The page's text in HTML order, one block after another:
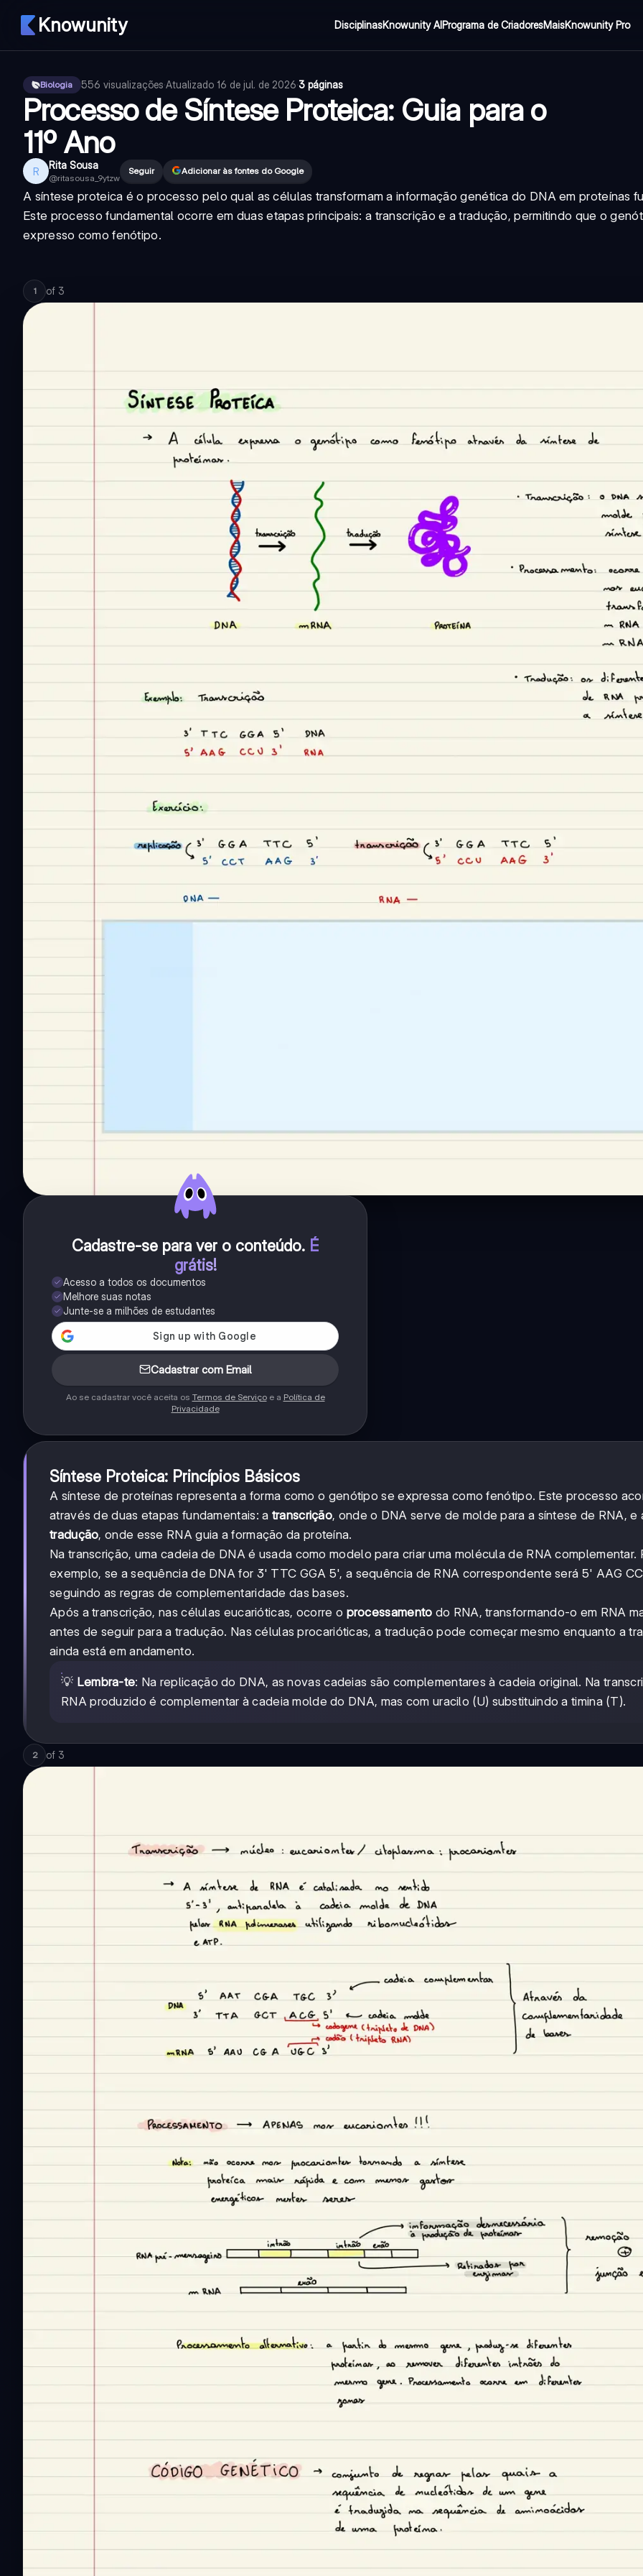
Knowunity DisciplinasKnowunity AIPrograma de CriadoresMaisKnowunity Pro
Biologia 556 visualizações·Atualizado 16 de jul. de 2026·3 páginas
Processo de Síntese Proteica: Guia para o
11º Ano
R Rita Sousa
@ritasousa_9ytzw
Seguir Adicionar às fontes do Google
A síntese proteica é o processo pelo qual as células transformam a informação genética do DNA em proteínas
Este processo fundamental ocorre em duas etapas principais: a transcrição e a tradução, permitindo que o
expresso como fenótipo.
1 of 3
Cadastre-se para ver o conteúdo. É
grátis!
Acesso a todos os documentos
Melhore suas notas
Junte-se a milhões de estudantes
Cadastrar com Email
Ao se cadastrar você aceita os Termos de Serviçoe a Política de
Privacidade
Síntese Proteica: Princípios Básicos
A síntese de proteínas representa a forma como o genótipo se expressa como fenótipo. Este processo
através de duas etapas fundamentais: a transcrição, onde o DNA serve de molde para a síntese de RNA, e
tradução, onde esse RNA guia a formação da proteína.
Na transcrição, uma cadeia de DNA é usada como modelo para criar uma molécula de RNA complementar.
exemplo, se a sequência de DNA for 3' TTC GGA 5', a sequência de RNA correspondente será 5' AAG
seguindo as regras de complementaridade das bases.
Após a transcrição, nas células eucarióticas, ocorre o processamento do RNA, transformando-o em RNA
antes de seguir para a tradução. Nas células procarióticas, a tradução pode começar mesmo enquanto a
ainda está em andamento.
💡 Lembra-te: Na replicação do DNA, as novas cadeias são complementares à cadeia original. Na
RNA produzido é complementar à cadeia molde do DNA, mas com uracilo (U) substituindo a timina (T).
2 of 3